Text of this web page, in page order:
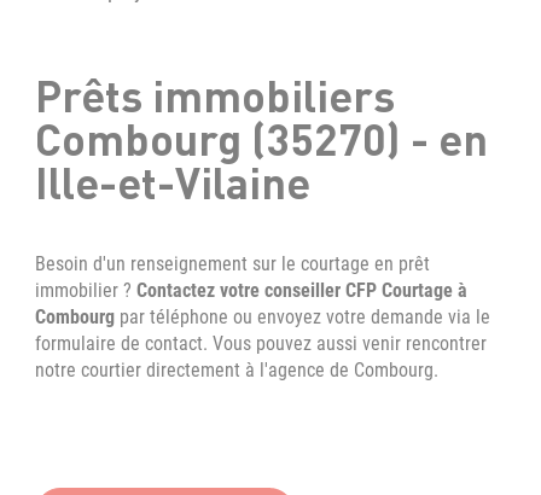
Prêts immobiliers
Combourg (35270) - en
Ille-et-Vilaine
Besoin d'un renseignement sur le courtage en prêt
immobilier ? Contactez votre conseiller CFP Courtage à
Combourgpar téléphone ou envoyez votre demande via le
formulaire de contact. Vous pouvez aussi venir rencontrer
notre courtier directement à l'agence de Combourg.